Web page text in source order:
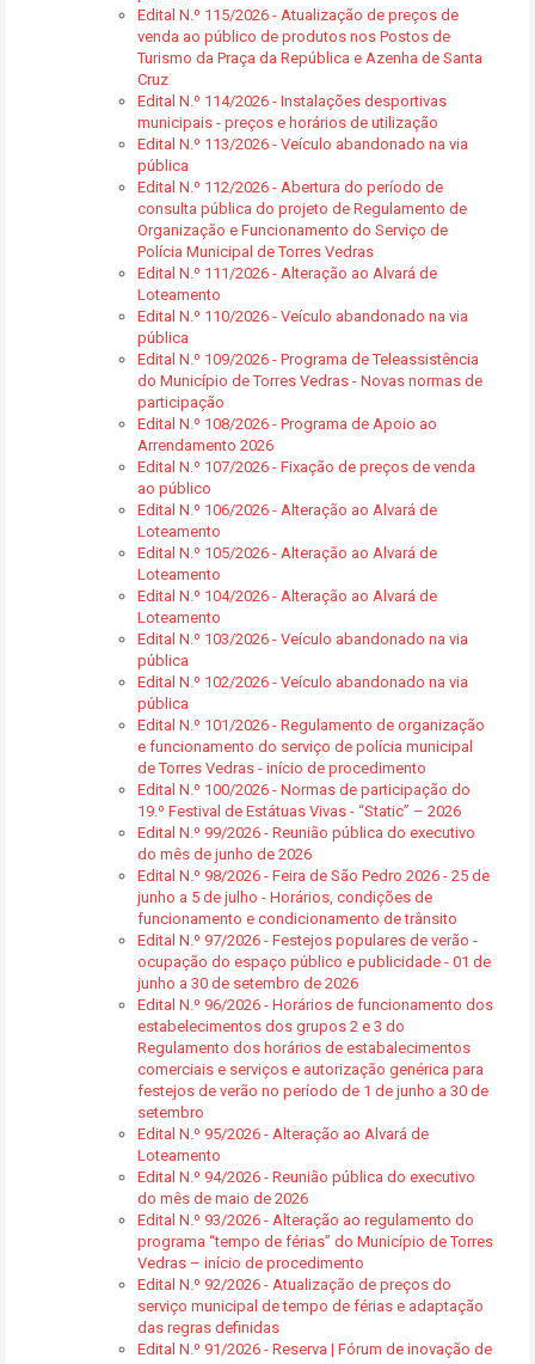
Edital N.º 115/2026 - Atualização de preços de
venda ao público de produtos nos Postos de
Turismo da Praça da República e Azenha de Santa
Cruz
Edital N.º 114/2026 - Instalações desportivas
municipais - preços e horários de utilização
Edital N.º 113/2026 - Veículo abandonado na via
pública
Edital N.º 112/2026 - Abertura do período de
consulta pública do projeto de Regulamento de
Organização e Funcionamento do Serviço de
Polícia Municipal de Torres Vedras
Edital N.º 111/2026 - Alteração ao Alvará de
Loteamento
Edital N.º 110/2026 - Veículo abandonado na via
pública
Edital N.º 109/2026 - Programa de Teleassistência
do Município de Torres Vedras - Novas normas de
participação
Edital N.º 108/2026 - Programa de Apoio ao
Arrendamento 2026
Edital N.º 107/2026 - Fixação de preços de venda
ao público
Edital N.º 106/2026 - Alteração ao Alvará de
Loteamento
Edital N.º 105/2026 - Alteração ao Alvará de
Loteamento
Edital N.º 104/2026 - Alteração ao Alvará de
Loteamento
Edital N.º 103/2026 - Veículo abandonado na via
pública
Edital N.º 102/2026 - Veículo abandonado na via
pública
Edital N.º 101/2026 - Regulamento de organização
e funcionamento do serviço de polícia municipal
de Torres Vedras - início de procedimento
Edital N.º 100/2026 - Normas de participação do
19.º Festival de Estátuas Vivas - “Static” – 2026
Edital N.º 99/2026 - Reunião pública do executivo
do mês de junho de 2026
Edital N.º 98/2026 - Feira de São Pedro 2026 - 25 de
junho a 5 de julho - Horários, condições de
funcionamento e condicionamento de trânsito
Edital N.º 97/2026 - Festejos populares de verão -
ocupação do espaço público e publicidade - 01 de
junho a 30 de setembro de 2026
Edital N.º 96/2026 - Horários de funcionamento dos
estabelecimentos dos grupos 2 e 3 do
Regulamento dos horários de estabalecimentos
comerciais e serviços e autorização genérica para
festejos de verão no período de 1 de junho a 30 de
setembro
Edital N.º 95/2026 - Alteração ao Alvará de
Loteamento
Edital N.º 94/2026 - Reunião pública do executivo
do mês de maio de 2026
Edital N.º 93/2026 - Alteração ao regulamento do
programa “tempo de férias” do Município de Torres
Vedras – início de procedimento
Edital N.º 92/2026 - Atualização de preços do
serviço municipal de tempo de férias e adaptação
das regras definidas
Edital N.º 91/2026 - Reserva | Fórum de inovação de